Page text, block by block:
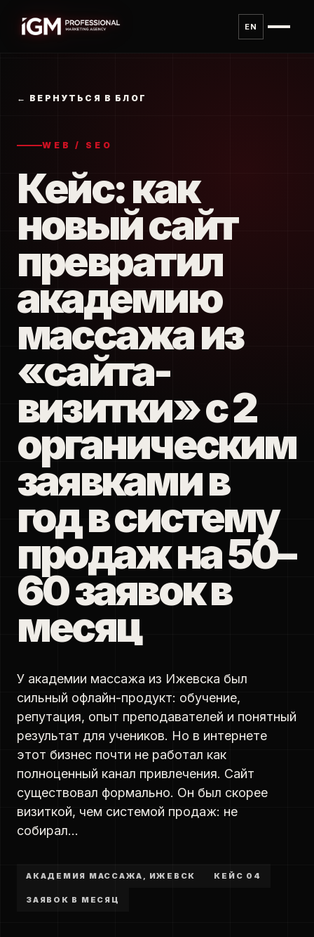
EN
← ВЕРНУТЬСЯ В БЛОГ
WEB / SEO
Кейс: как
новый сайт
превратил
академию
массажа из
«сайта-
визитки» с 2
заявками в
год в систему
продаж на 50–
60 заявок в
месяц
У академии массажа из Ижевска был
сильный офлайн-продукт: обучение,
репутация, опыт преподавателей и понятный
результат для учеников. Но в интернете
этот бизнес почти не работал как
полноценный канал привлечения. Сайт
существовал формально. Он был скорее
визиткой, чем системой продаж: не
собирал…
АКАДЕМИЯ МАССАЖА, ИЖЕВСК КЕЙС 04
ЗАЯВОК В МЕСЯЦ